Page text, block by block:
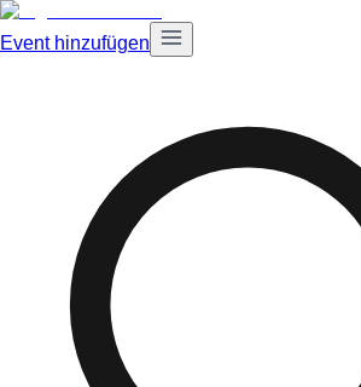
Event hinzufügen